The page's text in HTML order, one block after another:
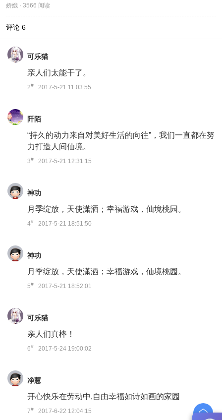
娇娥 · 3566 阅读
评论 6
可乐猫
亲人们太能干了。
2# 2017-5-21 11:03:55
阡陌
“持久的动力来自对美好生活的向往”，我们一直都在努
力打造人间仙境。
3# 2017-5-21 12:31:15
神功
月季绽放，天使潇洒；幸福游戏，仙境桃园。
4# 2017-5-21 18:51:50
神功
月季绽放，天使潇洒；幸福游戏，仙境桃园。
5# 2017-5-21 18:52:01
可乐猫
亲人们真棒！
6# 2017-5-24 19:00:02
净慧
开心快乐在劳动中,自由幸福如诗如画的家园
7# 2017-6-22 12:04:15